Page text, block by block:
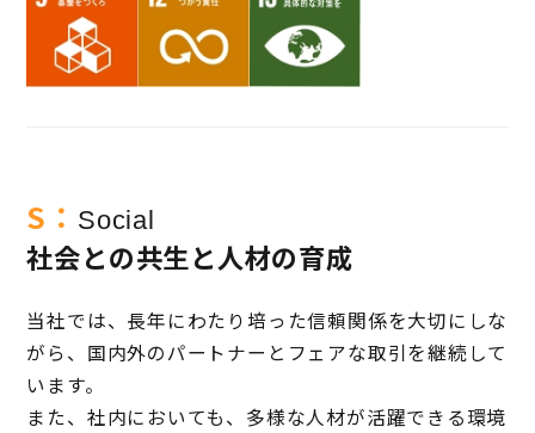
S： Social
社会との共生と人材の育成
当社では、長年にわたり培った信頼関係を大切にしな
がら、国内外のパートナーとフェアな取引を継続して
います。
また、社内においても、多様な人材が活躍できる環境